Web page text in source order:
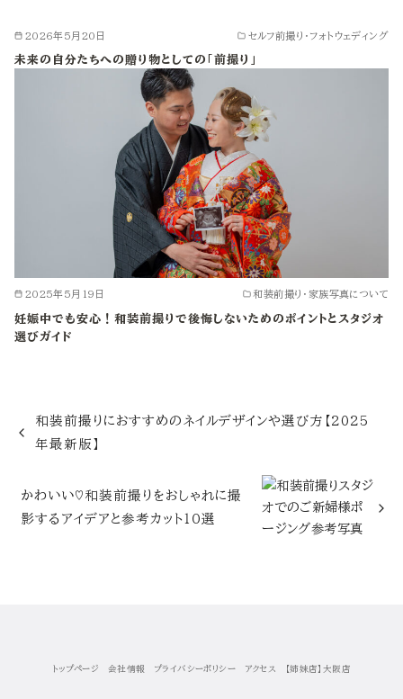
2026年5月20日 セルフ前撮り・フォトウェディング
未来の自分たちへの贈り物としての「前撮り」
2025年5月19日 和装前撮り・家族写真について
妊娠中でも安心！和装前撮りで後悔しないためのポイントとスタジオ
選びガイド
和装前撮りにおすすめのネイルデザインや選び方【2025
年最新版】
かわいい♡和装前撮りをおしゃれに撮
影するアイデアと参考カット１０選
トップページ 会社情報 プライバシーポリシー アクセス 【姉妹店】大阪店